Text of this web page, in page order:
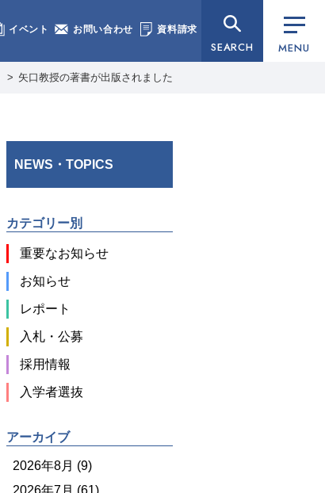
イベント お問い合わせ 資料請求
SEARCH MENU
矢口教授の著書が出版されました
NEWS・TOPICS
カテゴリー別
重要なお知らせ
お知らせ
レポート
入札・公募
採用情報
入学者選抜
アーカイブ
2026年8月 (9)
2026年7月 (61)